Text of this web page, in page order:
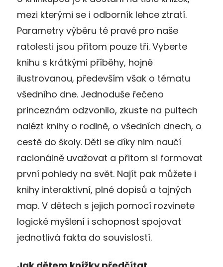
mezi kterými se i odborník lehce ztratí.
Parametry výběru té pravé pro naše
ratolesti jsou přitom pouze tři. Vyberte
knihu s krátkými příběhy, hojně
ilustrovanou, především však o tématu
všedního dne. Jednoduše řečeno
princeznám odzvonilo, zkuste na pultech
nalézt knihy o rodině, o všedních dnech, o
cestě do školy. Děti se díky nim naučí
racionálně uvažovat a přitom si formovat
první pohledy na svět. Najít pak můžete i
knihy interaktivní, plné dopisů a tajných
map. V dětech s jejich pomocí rozvinete
logické myšlení i schopnost spojovat
jednotlivá fakta do souvislostí.